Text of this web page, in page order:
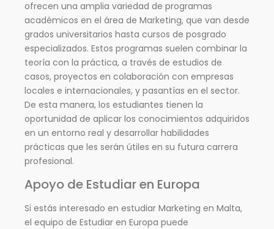
ofrecen una amplia variedad de programas
académicos en el área de Marketing, que van desde
grados universitarios hasta cursos de posgrado
especializados. Estos programas suelen combinar la
teoría con la práctica, a través de estudios de
casos, proyectos en colaboración con empresas
locales e internacionales, y pasantías en el sector.
De esta manera, los estudiantes tienen la
oportunidad de aplicar los conocimientos adquiridos
en un entorno real y desarrollar habilidades
prácticas que les serán útiles en su futura carrera
profesional.
Apoyo de Estudiar en Europa
Si estás interesado en estudiar Marketing en Malta,
el equipo de Estudiar en Europa puede